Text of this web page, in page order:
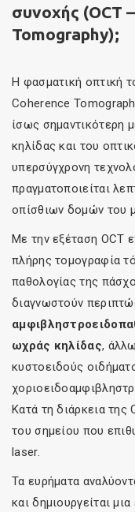
συνοχής (OCT
Tomography);
H φασματική οπτική
Coherence
ίσως σημαντικότερη
κηλίδας και του
υπερσύγχρονη
πραγματοποιείται
οπίσθιων δομών του
Με την εξέταση OCT
πλήρης τομογραφία
παθολογίας της
διαγνωστούν
ωχράς κηλίδας,
κυστοειδούς
Κατά τη διάρκεια της
του σημείου που
laser.
Τα ευρήματα
και δημιουργείται